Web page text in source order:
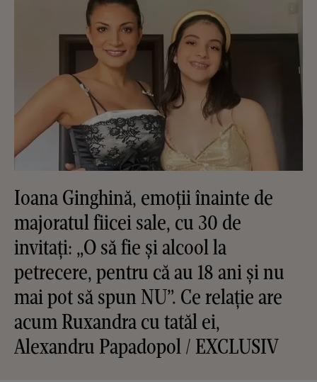
Ioana Ginghină, emoții înainte de
majoratul fiicei sale, cu 30 de
invitați: „O să fie și alcool la
petrecere, pentru că au 18 ani și nu
mai pot să spun NU”. Ce relație are
acum Ruxandra cu tatăl ei,
Alexandru Papadopol / EXCLUSIV